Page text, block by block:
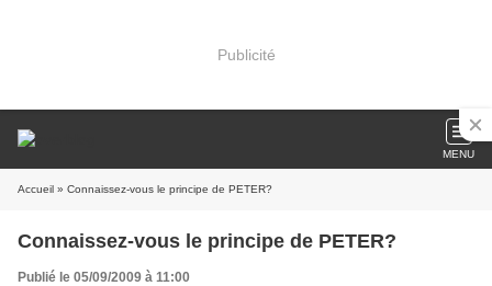
Publicité
MENU
Accueil » Connaissez-vous le principe de PETER?
Connaissez-vous le principe de PETER?
Publié le 05/09/2009 à 11:00